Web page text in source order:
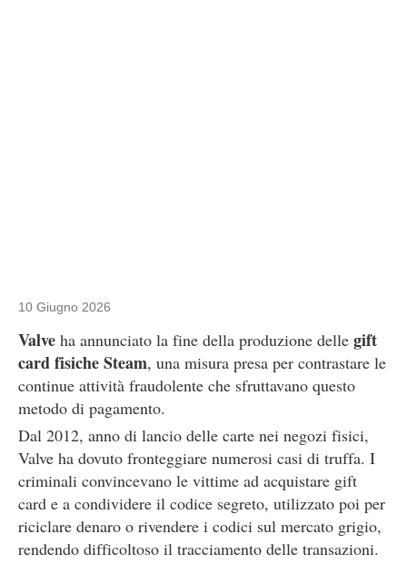
10 Giugno 2026
Valve ha annunciato la fine della produzione delle gift
card fisiche Steam, una misura presa per contrastare le
continue attività fraudolente che sfruttavano questo
metodo di pagamento.
Dal 2012, anno di lancio delle carte nei negozi fisici,
Valve ha dovuto fronteggiare numerosi casi di truffa. I
criminali convincevano le vittime ad acquistare gift
card e a condividere il codice segreto, utilizzato poi per
riciclare denaro o rivendere i codici sul mercato grigio,
rendendo difficoltoso il tracciamento delle transazioni.